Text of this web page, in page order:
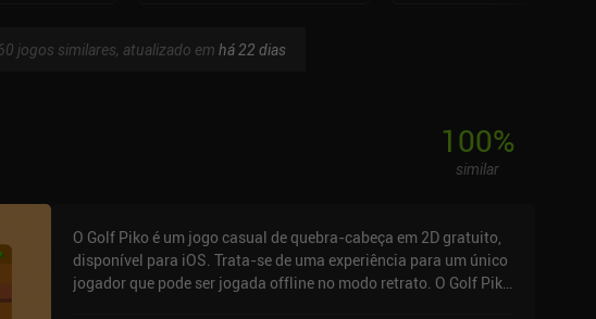
jogos similares, atualizado em há 22 dias
100%
similar
O Golf Piko é um jogo casual de quebra-cabeça em 2D gratuito,
disponível para iOS. Trata-se de uma experiência para um único
jogador que pode ser jogada offline no modo retrato. O Golf Piko